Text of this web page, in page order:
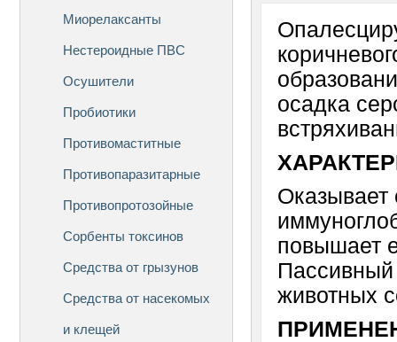
Миорелаксанты
Нестероидные ПВС
Осушители
Пробиотики
Противомаститные
Противопаразитарные
Противопротозойные
Сорбенты токсинов
Средства от грызунов
Средства от насекомых
и клещей
осадка
повышает
Пассивный
животных